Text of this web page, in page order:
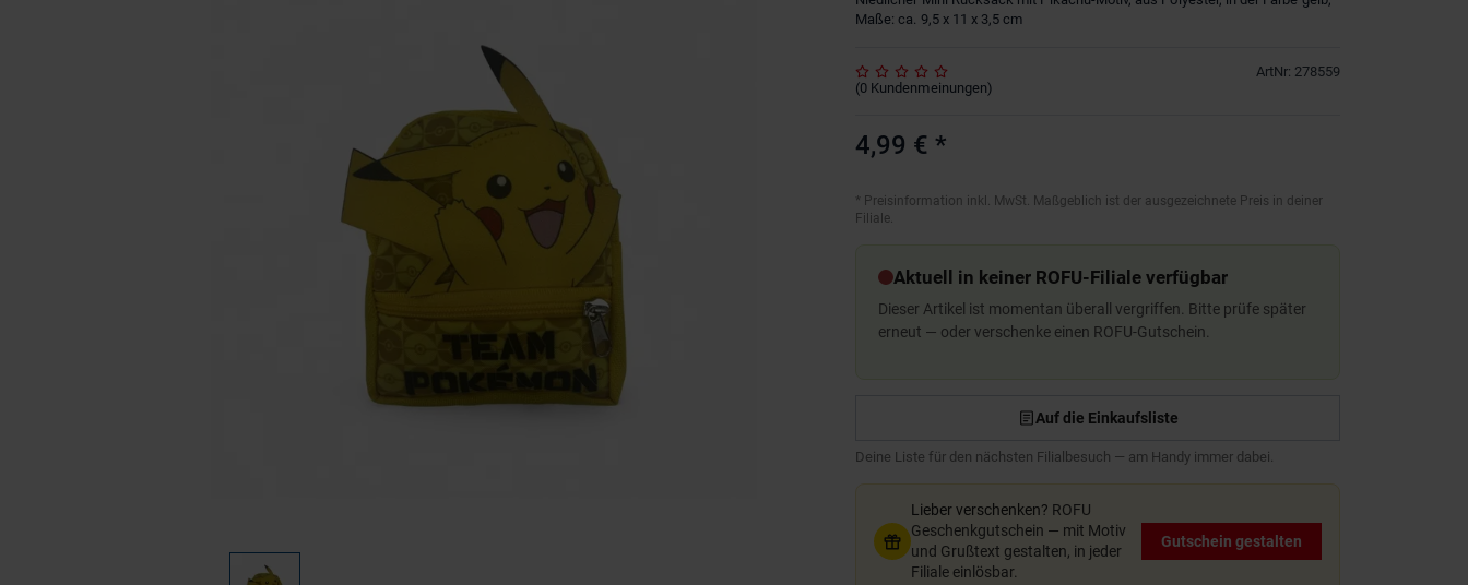
Maße: ca. 9,5 x 11 x 3,5 cm
ArtNr: 278559
(0 Kundenmeinungen)
4,99 € *
* Preisinformation inkl. MwSt. Maßgeblich ist der ausgezeichnete Preis in deiner
Filiale.
Aktuell in keiner ROFU-Filiale verfügbar
Dieser Artikel ist momentan überall vergriffen. Bitte prüfe später
erneut — oder verschenke einen ROFU-Gutschein.
Auf die Einkaufsliste
Deine Liste für den nächsten Filialbesuch — am Handy immer dabei.
Lieber verschenken? ROFU
Geschenkgutschein — mit Motiv
und Grußtext gestalten, in jeder
Filiale einlösbar.
Gutschein gestalten